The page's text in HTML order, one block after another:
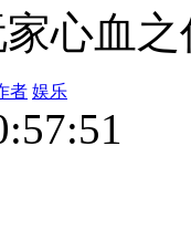
心血
者 娱乐